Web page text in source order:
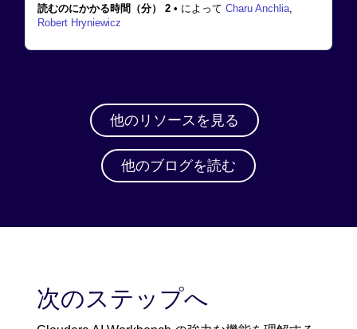
読むのにかかる時間（分） 2 • によって Charu Anchlia,
Robert Hryniewicz
他のリソースを見る
他のブログを読む
次のステップへ